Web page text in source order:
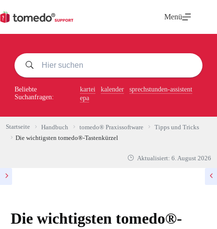
Inhalt
springen
Menü
Beliebte
Suchanfragen:
kartei kalender
sprechstunden-assistent
epa
Startseite Handbuch tomedo® Praxissoftware
Tipps und Tricks
Die wichtigsten tomedo®-Tastenkürzel
Aktualisiert: 6. August 2026
Die wichtigsten tomedo®-